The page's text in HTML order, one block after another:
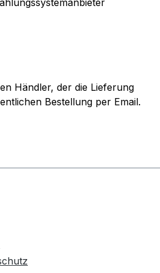
Händler, der die Lieferung
Bestellung per Email.